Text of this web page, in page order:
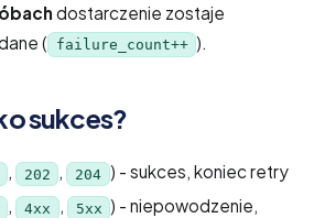
dostarczenie zostaje
(
failure_count++ ).
sukces?
, 202 , 204 ) - sukces, koniec retry
, 4xx , 5xx ) - niepowodzenie,